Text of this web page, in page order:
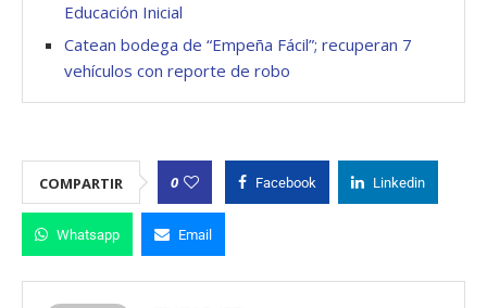
Educación Inicial
Catean bodega de “Empeña Fácil”; recuperan 7
vehículos con reporte de robo
COMPARTIR 0 Facebook Linkedin
Whatsapp Email